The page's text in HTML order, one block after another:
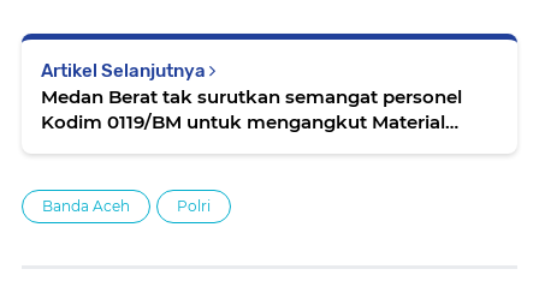
Artikel Selanjutnya
Medan Berat tak surutkan semangat personel
Kodim 0119/BM untuk mengangkut Material
Banda Aceh Polri